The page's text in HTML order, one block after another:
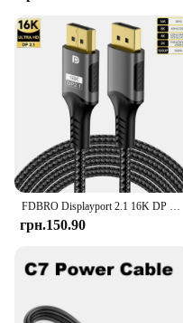
грн.150.90